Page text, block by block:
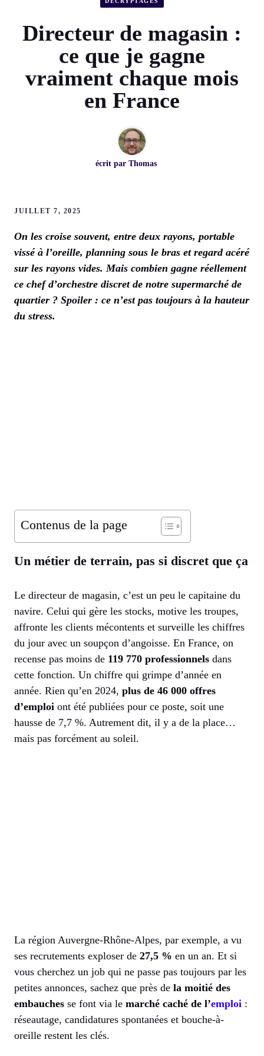
Directeur de magasin :
ce que je gagne
vraiment chaque mois
en France
écrit par Thomas
JUILLET 7, 2025
On les croise souvent, entre deux rayons, portable
vissé à l’oreille, planning sous le bras et regard acéré
sur les rayons vides. Mais combien gagne réellement
ce chef d’orchestre discret de notre supermarché de
quartier ? Spoiler : ce n’est pas toujours à la hauteur
du stress.
Contenus de la page
Un métier de terrain, pas si discret que ça
Le directeur de magasin, c’est un peu le capitaine du
navire. Celui qui gère les stocks, motive les troupes,
affronte les clients mécontents et surveille les chiffres
du jour avec un soupçon d’angoisse. En France, on
recense pas moins de 119 770 professionnels dans
cette fonction. Un chiffre qui grimpe d’année en
année. Rien qu’en 2024, plus de 46 000 offres
d’emploi ont été publiées pour ce poste, soit une
hausse de 7,7 %. Autrement dit, il y a de la place…
mais pas forcément au soleil.
La région Auvergne-Rhône-Alpes, par exemple, a vu
ses recrutements exploser de 27,5 % en un an. Et si
vous cherchez un job qui ne passe pas toujours par les
petites annonces, sachez que près de la moitié des
embauches se font via le marché caché de l’emploi :
réseautage, candidatures spontanées et bouche-à-
oreille restent les clés.